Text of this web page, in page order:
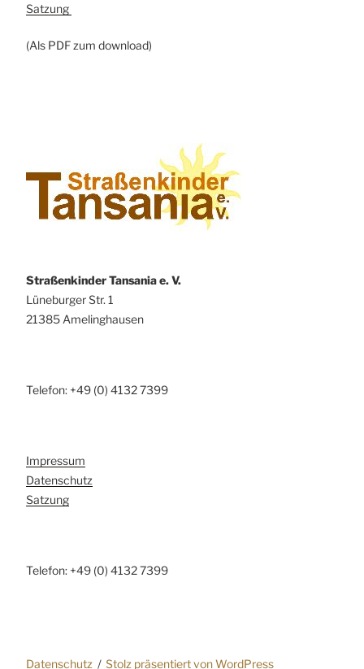
Satzung
(Als PDF zum download)
Straßenkinder Tansania e. V.
Lüneburger Str. 1
21385 Amelinghausen
Telefon: +49 (0) 4132 7399
Impressum
Datenschutz
Satzung
Telefon: +49 (0) 4132 7399
Datenschutz Stolz präsentiert von WordPress